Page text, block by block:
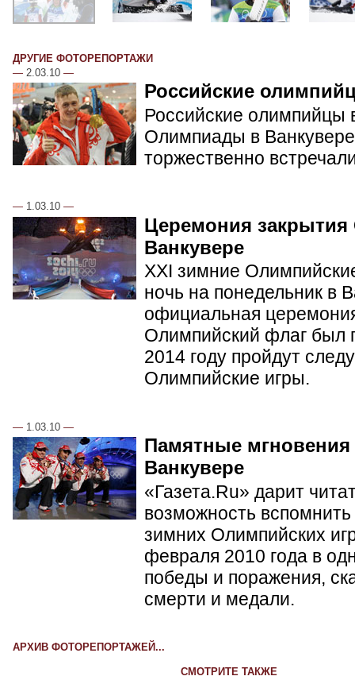
ДРУГИЕ ФОТОРЕПОРТАЖИ
— 2.03.10 —
Российские
Российские олимпийцы
Олимпиады в
торжественно
— 1.03.10 —
Церемония
Ванкувере
XXI зимние
ночь на понедельник в
официальная
Олимпийский флаг был
2014 году пройдут
Олимпийские игры.
— 1.03.10 —
Памятные
Ванкувере
«Газета.Ru» дарит
возможность
зимних Олимпийских
февраля 2010 года в
победы и поражения,
смерти и медали.
АРХИВ ФОТОРЕПОРТАЖЕЙ...
СМОТРИТЕ ТАКЖЕ